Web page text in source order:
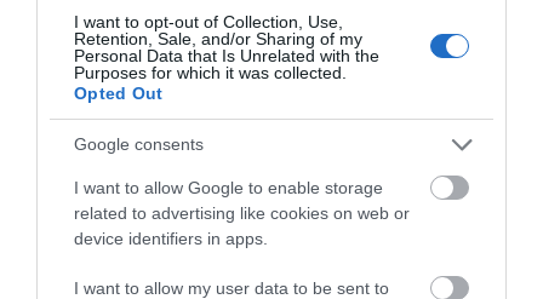
I want to opt-out of Collection, Use,
Retention, Sale, and/or Sharing of my
Personal Data that Is Unrelated with the
Purposes for which it was collected.
Opted Out
Google consents
I want to allow Google to enable storage
related to advertising like cookies on web or
device identifiers in apps.
I want to allow my user data to be sent to
Ο Αλέξης Τσίπρας παρουσιάζει το
οικονομικό πρόγραμμα της ΕΛ.Α.Σ.
στη Θεσσαλονίκη
08.08.2026 | 19:20
Κάνεις δεν ξεχνά τι έζησε η
Εύβοια πριν πέντε χρόνια
08.08.2026 | 19:00
Όλες οι τελευταίες ειδήσεις
ΠΕΡΙΣΣΟΤΕΡΑ ΑΠΟ ΔΙΕΘΝΗ